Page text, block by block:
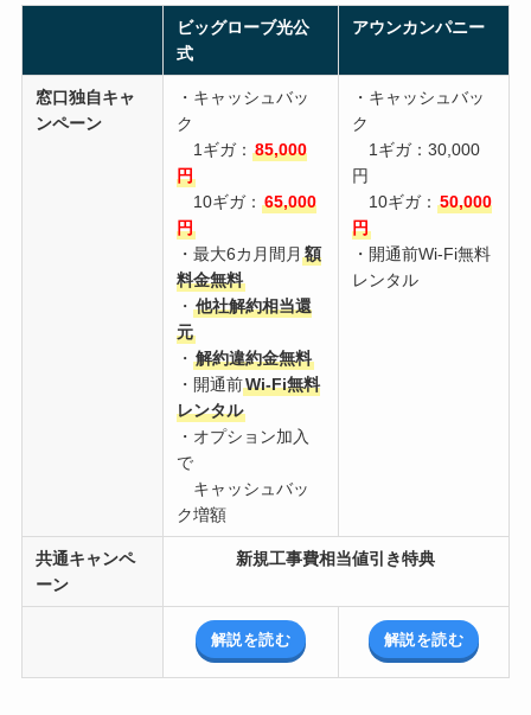
ビッグローブ光公
式
アウンカンパニー
窓口独自キャ
ンペーン
・キャッシュバッ
ク
1ギガ： 85,000
円
10ギガ： 65,000
円
・最大6カ月間月 額
料金無料
・ 他社解約相当還
元
・ 解約違約金無料
・開通前Wi-Fi無料
レンタル
・オプション加入
で
キャッシュバッ
ク増額
・キャッシュバッ
ク
1ギガ：30,000
円
10ギガ： 50,000
円
・開通前Wi-Fi無料
レンタル
共通キャンペ
ーン
新規工事費相当値引き特典
解説を読む 解説を読む